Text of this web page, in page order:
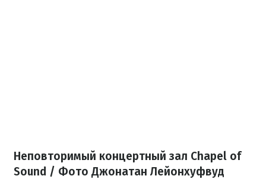
Неповторимый концертный зал Chapel of
Sound / Фото Джонатан Лейонхуфвуд